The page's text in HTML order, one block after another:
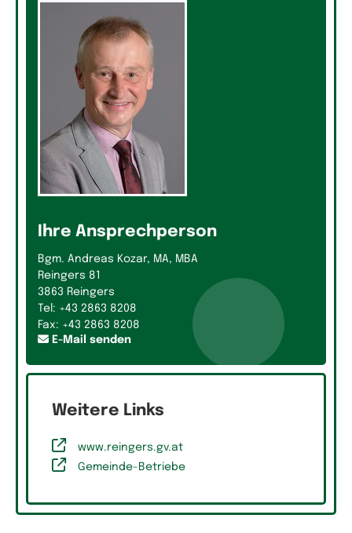
Ihre Ansprechperson
Bgm. Andreas Kozar, MA, MBA
Reingers 81
3863 Reingers
Tel: +43 2863 8208
Fax: +43 2863 8208
E-Mail senden
Weitere Links
www.reingers.gv.at
Gemeinde-Betriebe